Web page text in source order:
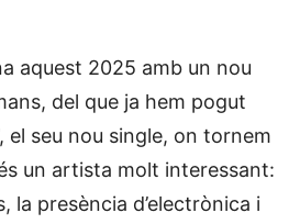
aquest 2025 amb un nou
del que ja hem pogut
el seu nou single, on tornem
un artista molt interessant:
la presència d’electrònica i